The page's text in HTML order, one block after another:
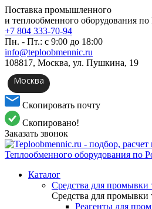
Поставка промышленного
и теплообменного оборудования по
+7 804 333-70-94
Пн. - Пт.: с 9:00 до 18:00
info@teploobmennic.ru
108817, Москва, ул. Пушкина, 19
Москва
Скопировать почту
Скопировано!
Заказать звонок
Каталог
Средства для промывки
Средства для промывки
Реагенты для